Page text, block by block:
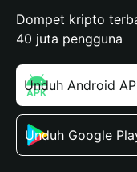
Dompet kripto
40 juta pengguna
Unduh Android
Unduh Google